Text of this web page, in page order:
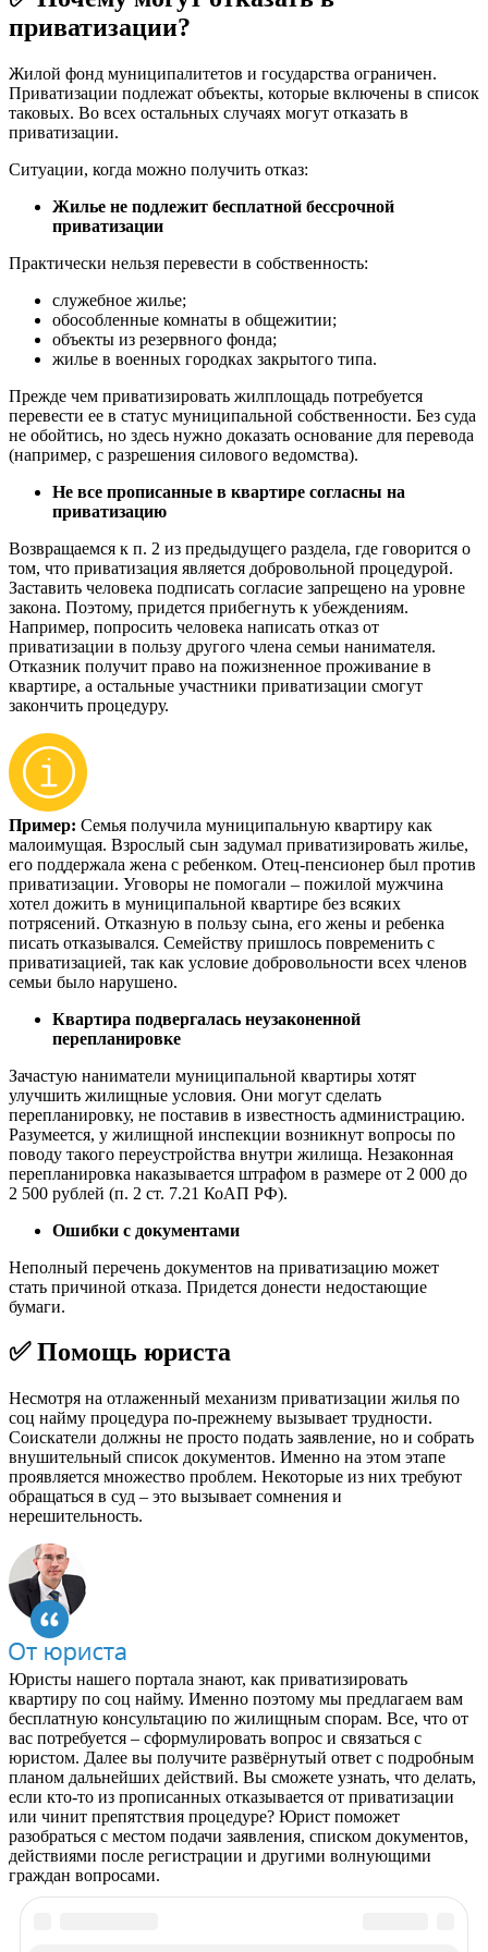
приватизации?
Жилой фонд муниципалитетов и государства ограничен.
Приватизации подлежат объекты, которые включены в список
таковых. Во всех остальных случаях могут отказать в
приватизации.
Ситуации, когда можно получить отказ:
Жилье не подлежит бесплатной бессрочной
приватизации
Практически нельзя перевести в собственность:
служебное жилье;
обособленные комнаты в общежитии;
объекты из резервного фонда;
жилье в военных городках закрытого типа.
Прежде чем приватизировать жилплощадь потребуется
перевести ее в статус муниципальной собственности. Без суда
не обойтись, но здесь нужно доказать основание для перевода
(например, с разрешения силового ведомства).
Не все прописанные в квартире согласны на
приватизацию
Возвращаемся к п. 2 из предыдущего раздела, где говорится о
том, что приватизация является добровольной процедурой.
Заставить человека подписать согласие запрещено на уровне
закона. Поэтому, придется прибегнуть к убеждениям.
Например, попросить человека написать отказ от
приватизации в пользу другого члена семьи нанимателя.
Отказник получит право на пожизненное проживание в
квартире, а остальные участники приватизации смогут
закончить процедуру.
Пример: Семья получила муниципальную квартиру как
малоимущая. Взрослый сын задумал приватизировать жилье,
его поддержала жена с ребенком. Отец-пенсионер был против
приватизации. Уговоры не помогали – пожилой мужчина
хотел дожить в муниципальной квартире без всяких
потрясений. Отказную в пользу сына, его жены и ребенка
писать отказывался. Семейству пришлось повременить с
приватизацией, так как условие добровольности всех членов
семьи было нарушено.
Квартира подвергалась неузаконенной
перепланировке
Зачастую наниматели муниципальной квартиры хотят
улучшить жилищные условия. Они могут сделать
перепланировку, не поставив в известность администрацию.
Разумеется, у жилищной инспекции возникнут вопросы по
поводу такого переустройства внутри жилища. Незаконная
перепланировка наказывается штрафом в размере от 2 000 до
2 500 рублей (п. 2 ст. 7.21 КоАП РФ).
Ошибки с документами
Неполный перечень документов на приватизацию может
стать причиной отказа. Придется донести недостающие
бумаги.
✅ Помощь юриста
Несмотря на отлаженный механизм приватизации жилья по
соц найму процедура по-прежнему вызывает трудности.
Соискатели должны не просто подать заявление, но и собрать
внушительный список документов. Именно на этом этапе
проявляется множество проблем. Некоторые из них требуют
обращаться в суд – это вызывает сомнения и
нерешительность.
Юристы нашего портала знают, как приватизировать
квартиру по соц найму. Именно поэтому мы предлагаем вам
бесплатную консультацию по жилищным спорам. Все, что от
вас потребуется – сформулировать вопрос и связаться с
юристом. Далее вы получите развёрнутый ответ с подробным
планом дальнейших действий. Вы сможете узнать, что делать,
если кто-то из прописанных отказывается от приватизации
или чинит препятствия процедуре? Юрист поможет
разобраться с местом подачи заявления, списком документов,
действиями после регистрации и другими волнующими
граждан вопросами.